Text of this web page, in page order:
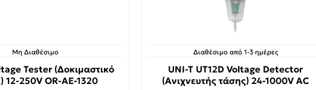
Μη Διαθέσιμο
Tester (Δοκιμαστικό
12-250V OR-AE-1320
Διαθέσιμο από 1-3 ημέρες
UNI-T UT12D Voltage Detector
(Ανιχνευτής τάσης) 24-1000V AC